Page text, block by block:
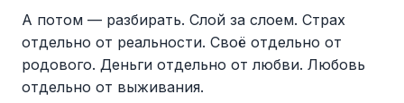
А потом — разбирать. Слой за слоем. Страх
отдельно от реальности. Своё отдельно от
родового. Деньги отдельно от любви. Любовь
отдельно от выживания.